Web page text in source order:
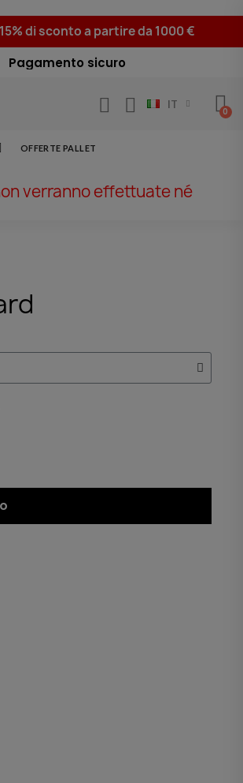
di sconto a partire da 1000 €
Pagamento sicuro
IT
OFFERTE PALLET
verranno effettuate né